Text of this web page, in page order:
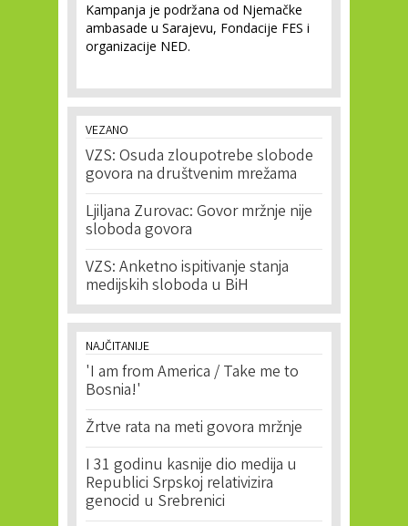
Kampanja je podržana od Njemačke
ambasade u Sarajevu, Fondacije FES i
organizacije NED.
VEZANO
VZS: Osuda zloupotrebe slobode
govora na društvenim mrežama
Ljiljana Zurovac: Govor mržnje nije
sloboda govora
VZS: Anketno ispitivanje stanja
medijskih sloboda u BiH
NAJČITANIJE
'I am from America / Take me to
Bosnia!'
Žrtve rata na meti govora mržnje
I 31 godinu kasnije dio medija u
Republici Srpskoj relativizira
genocid u Srebrenici